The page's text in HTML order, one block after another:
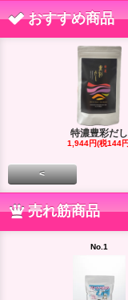
おすすめ商品
特濃豊彩だし
1,944円(税144
<
売れ筋商品
No.1